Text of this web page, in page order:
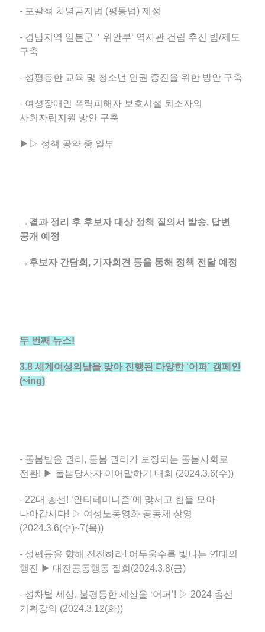
- 포괄적 차별금지법 (평등법) 제정
- 경남지역 일본군＇위안부‘ 역사관 건립 추진 법/제도
구축
- 성평등한 교육 및 청소년 인권 증진을 위한 방안 구축
- 여성장애인 폭력피해자 보호시설 퇴소자의
사회자립지원 방안 구축
▶▷ 정책 공약 중 일부
→결과 정리 후 후보자 대상 정책 질의서 발송, 답변
공개 예정
→후보자 간담회, 기자회견 등을 통해 정책 전달 예정
두 번째 뉴스!
3.8 세계여성의날을 맞아 진행된 다양한 ‘어퍼’ 캠페인
(~ing)
- 돌봄받을 권리, 돌봄 권리가 보장되는 돌봄사회로
전환! ▶ 돌봄당사자 이어말하기 대회 (2024.3.6(수))
- 22대 총선! ‘안티페미니즘’에 맞서고 힘을 모아
나아갑시다! ▷ 여성노동영화 공동체 상영
(2024.3.6(수)~7(목))
- 성평등을 향해 전진하라! 어두울수록 빛나는 연대의
행진 ▶ 대전공동행동 집회(2024.3.8(금)
- 성차별 세상, 불평등한 세상을 ‘어퍼’! ▷ 2024 총선
기획강의 (2024.3.12(화))